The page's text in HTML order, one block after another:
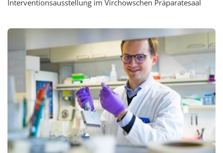
Interventionsausstellung im Virchowschen Präparatesaal